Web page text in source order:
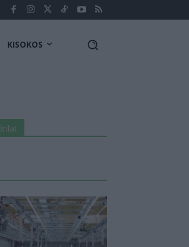
KISOKOS